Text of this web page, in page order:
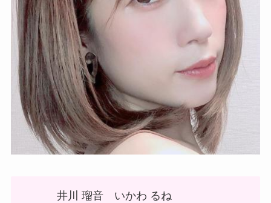
井川 瑠音 いかわ るね